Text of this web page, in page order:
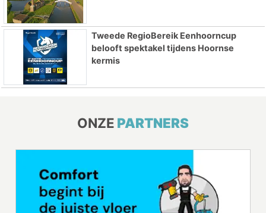
Tweede RegioBereik Eenhoorncup
belooft spektakel tijdens Hoornse
kermis
ONZE PARTNERS